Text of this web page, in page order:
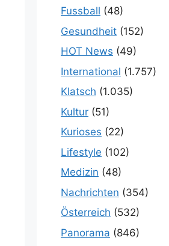
Fussball (48)
Gesundheit (152)
HOT News (49)
International (1.757)
Klatsch (1.035)
Kultur (51)
Kurioses (22)
Lifestyle (102)
Medizin (48)
Nachrichten (354)
Österreich (532)
Panorama (846)